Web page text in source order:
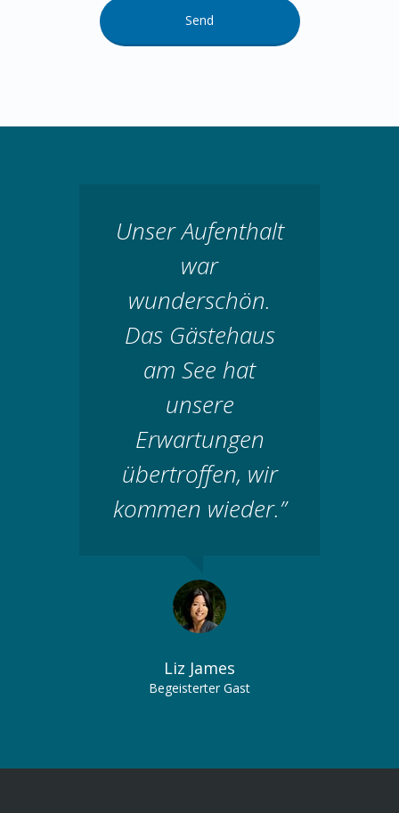
Unser Aufenthalt
war
wunderschön.
Das Gästehaus
am See hat
unsere
Erwartungen
übertroffen, wir
kommen wieder.”
Liz James
Begeisterter Gast